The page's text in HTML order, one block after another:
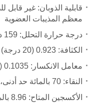
قابلية الذوبان: غير قابل
معظم المذيبات العضوية
درجة حرارة التحلل: 159 درجة
الكثافة: 0.923
(20 درجة)
معامل الانكسار: 0.1035
النقاء: 70 بالمائة حد أدنى، 50 بالمائة حد أدنى
الأكسجين المتاح: 8.96 بالمائة كحد أدنى، 5.93 بالمائة كحد أدنى